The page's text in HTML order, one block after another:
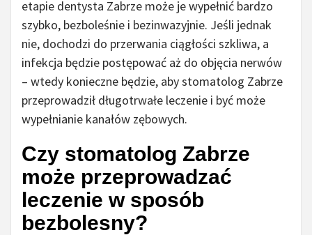
etapie dentysta Zabrze może je wypełnić bardzo
szybko, bezboleśnie i bezinwazyjnie. Jeśli jednak
nie, dochodzi do przerwania ciągłości szkliwa, a
infekcja będzie postępować aż do objęcia nerwów
– wtedy konieczne będzie, aby stomatolog Zabrze
przeprowadził długotrwałe leczenie i być może
wypełnianie kanałów zębowych.
Czy stomatolog Zabrze
może przeprowadzać
leczenie w sposób
bezbolesny?